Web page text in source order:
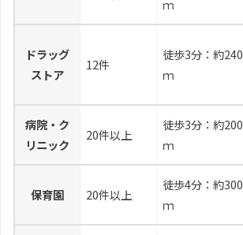
ｍ
ドラッグ
ストア
12件
徒歩3分：約240
ｍ
病院・ク
リニック
20件以上
徒歩3分：約200
ｍ
保育園 20件以上
徒歩4分：約300
ｍ